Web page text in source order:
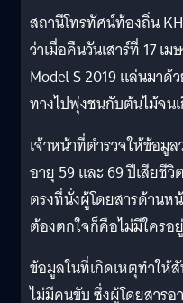
สถานีโทรทัศน์ท้องถิ่น
ว่าเมื่อคืนวันเสาร์ที่ 17 เ
Model S 2019 แล่นมาด้
ทางไปพุ่งชนกับต้นไม้จน
เจ้าหน้าที่ตำรวจให้ข้อมู
อายุ 59 และ 69 ปีเสียชี
ตรงที่นั่งผู้โดยสารด้าน
ต้องตกใจก็คือไม่มีใคร
ข้อมูลในที่เกิดเหตุทำให้
ไม่มีคนขับ ซึ่งผู้โดยสารอ